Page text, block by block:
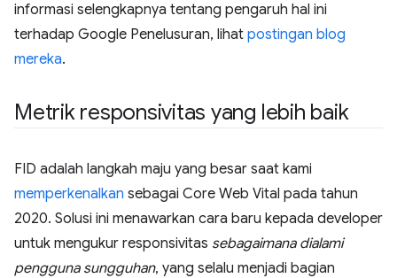
informasi selengkapnya tentang pengaruh hal ini
terhadap Google Penelusuran, lihat postingan blog
mereka.
Metrik responsivitas yang lebih baik
FID adalah langkah maju yang besar saat kami
memperkenalkan sebagai Core Web Vital pada tahun
2020. Solusi ini menawarkan cara baru kepada developer
untuk mengukur responsivitas sebagaimana dialami
pengguna sungguhan, yang selalu menjadi bagian